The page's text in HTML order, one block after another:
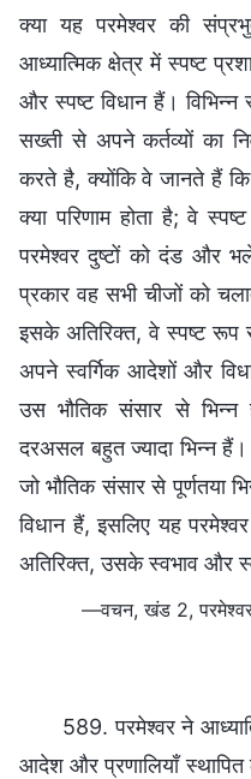
क्या यह परमेश्वर की
आध्यात्मिक क्षेत्र में स्पष्ट
और स्पष्ट विधान हैं। विभिन्न
सख्ती से अपने कर्तव्यों का
करते है, क्योंकि वे जानते हैं
क्या परिणाम होता है; वे
परमेश्वर दुष्टों को दंड और
प्रकार वह सभी चीजों को
इसके अतिरिक्त, वे स्पष्ट रूप
अपने स्वर्गिक आदेशों और
उस भौतिक संसार से भिन्न
दरअसल बहुत ज्यादा भिन्न
जो भौतिक संसार से पूर्णतया
विधान हैं, इसलिए यह
अतिरिक्त, उसके स्वभाव और
—वचन, खंड 2, परमेश्वर
589. परमेश्वर ने
आदेश और प्रणालियाँ